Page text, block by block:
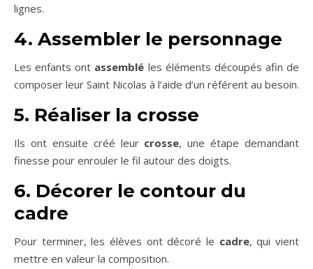
lignes.
4. Assembler le personnage
Les enfants ont assemblé les éléments découpés afin de
composer leur Saint Nicolas à l’aide d’un référent au besoin.
5. Réaliser la crosse
Ils ont ensuite créé leur crosse, une étape demandant
finesse pour enrouler le fil autour des doigts.
6. Décorer le contour du
cadre
Pour terminer, les élèves ont décoré le cadre, qui vient
mettre en valeur la composition.